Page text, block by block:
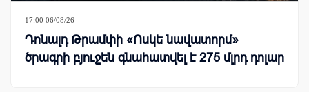
17:00 06/08/26
Դոնալդ Թրամփի «Ոսկե նավատորմ»
ծրագրի բյուջեն գնահատվել է 275 մլրդ դոլար